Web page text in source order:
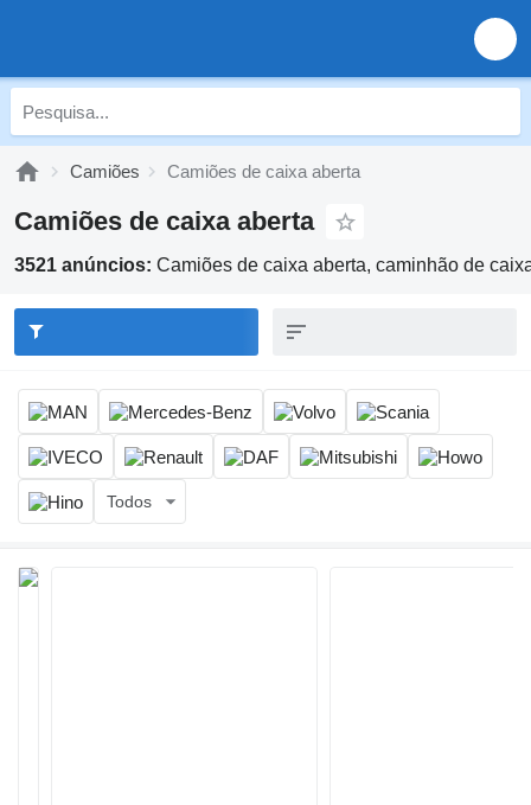
Camiões Camiões de caixa aberta
Camiões de caixa aberta
3521 anúncios: Camiões de caixa aberta, caminhão de
Todos